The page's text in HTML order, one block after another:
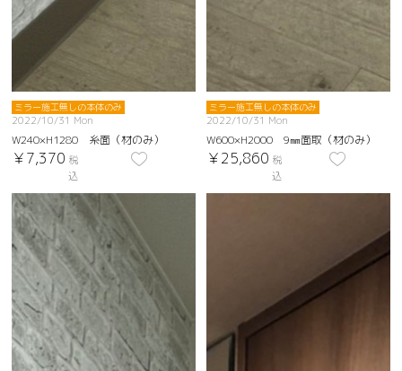
ミラー施工無しの本体のみ
2022/10/31 Mon
W240×H1280 糸面（材のみ）
￥7,370 税
込
ミラー施工無しの本体のみ
2022/10/31 Mon
W600×H2000 9㎜面取（材のみ）
￥25,860 税
込